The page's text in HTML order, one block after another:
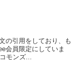
の引用をしており、も
会員限定にしていま
モンズ...